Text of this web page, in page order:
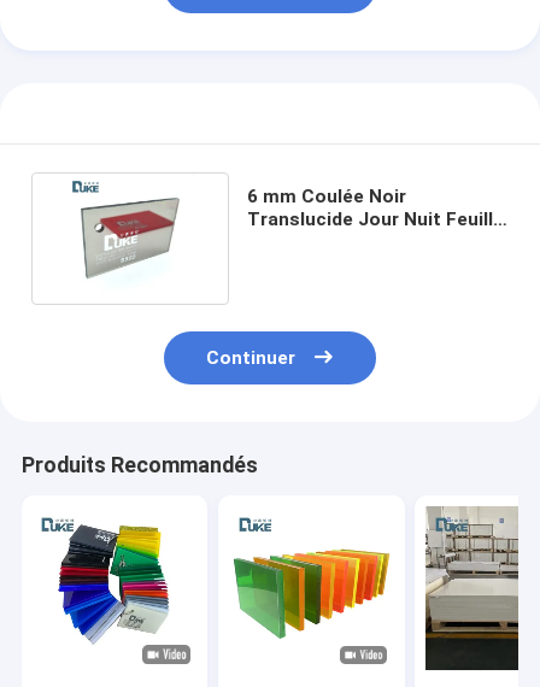
6 mm Coulée Noir
Translucide Jour Nuit Feuille
Continuer
Produits Recommandés